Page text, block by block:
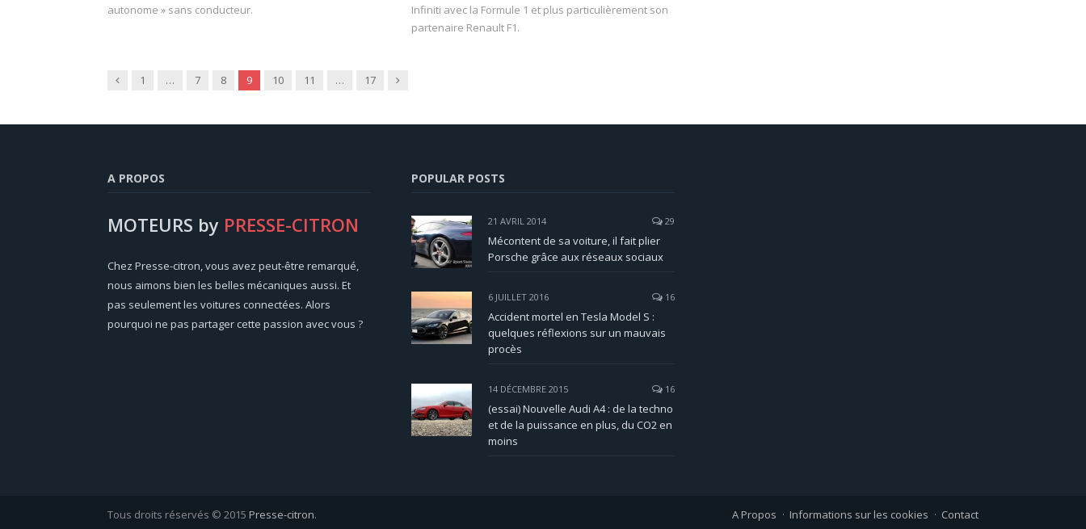
autonome » sans conducteur.
Infiniti avec la Formule 1 et plus particulièrement son
partenaire Renault F1.
Previous
1 … 7 8 9 10 11 … 17 Next
A PROPOS
MOTEURS by PRESSE-CITRON
Chez Presse-citron, vous avez peut-être remarqué,
nous aimons bien les belles mécaniques aussi. Et
pas seulement les voitures connectées. Alors
pourquoi ne pas partager cette passion avec vous ?
POPULAR POSTS
21 AVRIL 2014 29
Mécontent de sa voiture, il fait plier
Porsche grâce aux réseaux sociaux
6 JUILLET 2016 16
Accident mortel en Tesla Model S :
quelques réflexions sur un mauvais
procès
14 DÉCEMBRE 2015 16
(essai) Nouvelle Audi A4 : de la techno
et de la puissance en plus, du CO2 en
moins
Tous droits réservés © 2015 Presse-citron. A Propos Informations sur les cookies Contact